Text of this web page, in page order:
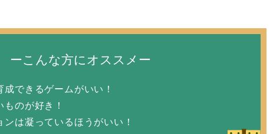
ーこんな方にオススメー
成できるゲームがいい！
ものが好き！
ンは凝っているほうがいい！